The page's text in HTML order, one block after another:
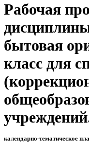
Рабочая
бытовая
класс для
календарно-тематическое